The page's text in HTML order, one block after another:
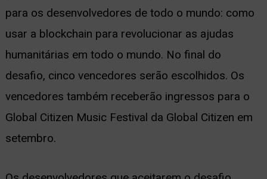
para os desenvolvedores de todo o mundo: como
usar a blockchain para revolucionar as ajudas
humanitárias em todo o mundo. No final do
desafio, cinco vencedores serão escolhidos. Os
vencedores também receberão ingressos para o
Global Citizen Music Festival da Global Citizen em
setembro.